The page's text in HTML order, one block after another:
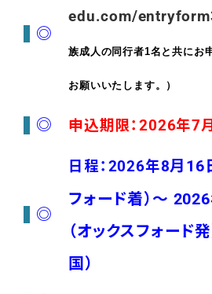
◎
edu.com/
族成人の同行者1名と共にお
お願いいたします。）
◎ 申込期限：2026年7
◎
日程：2026年8月16
フォード着）～
（オックスフォード
国）